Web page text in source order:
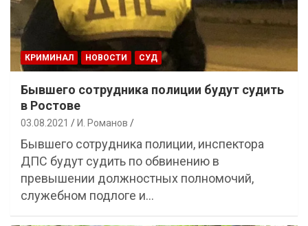
КРИМИНАЛ НОВОСТИ СУД
Бывшего сотрудника полиции будут судить
в Ростове
03.08.2021 И. Романов
Бывшего сотрудника полиции, инспектора
ДПС будут судить по обвинению в
превышении должностных полномочий,
служебном подлоге и…